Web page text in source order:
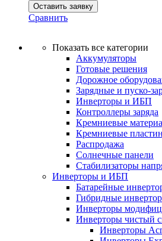
Оставить заявку
Сравнить
Показать все категории
Аккумуляторы
Готовые решения
Дорожное
Зарядные и пуско-
Инверторы и ИБП
Контроллеры заряда
Кремниевые
Кремниевые
Распродажа
Солнечные панели
Стабилизаторы
Инверторы и ИБП
Батарейные
Гибридные
Инверторы
Инверторы чистый
Инверторы